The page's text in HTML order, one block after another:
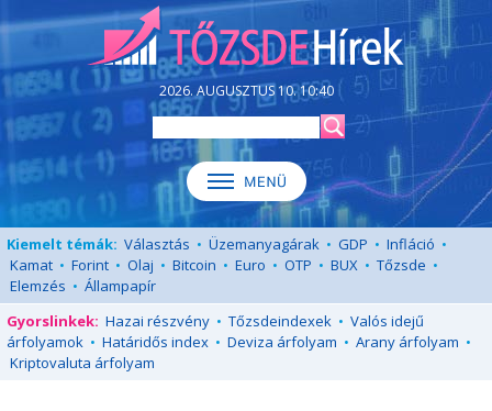
2026. AUGUSZTUS 10. 10:40
Kiemelt témák: Választás • Üzemanyagárak • GDP • Infláció •
Kamat • Forint • Olaj • Bitcoin • Euro • OTP • BUX • Tőzsde •
Elemzés • Állampapír
Gyorslinkek: Hazai részvény • Tőzsdeindexek • Valós idejű
árfolyamok • Határidős index • Deviza árfolyam • Arany árfolyam •
Kriptovaluta árfolyam